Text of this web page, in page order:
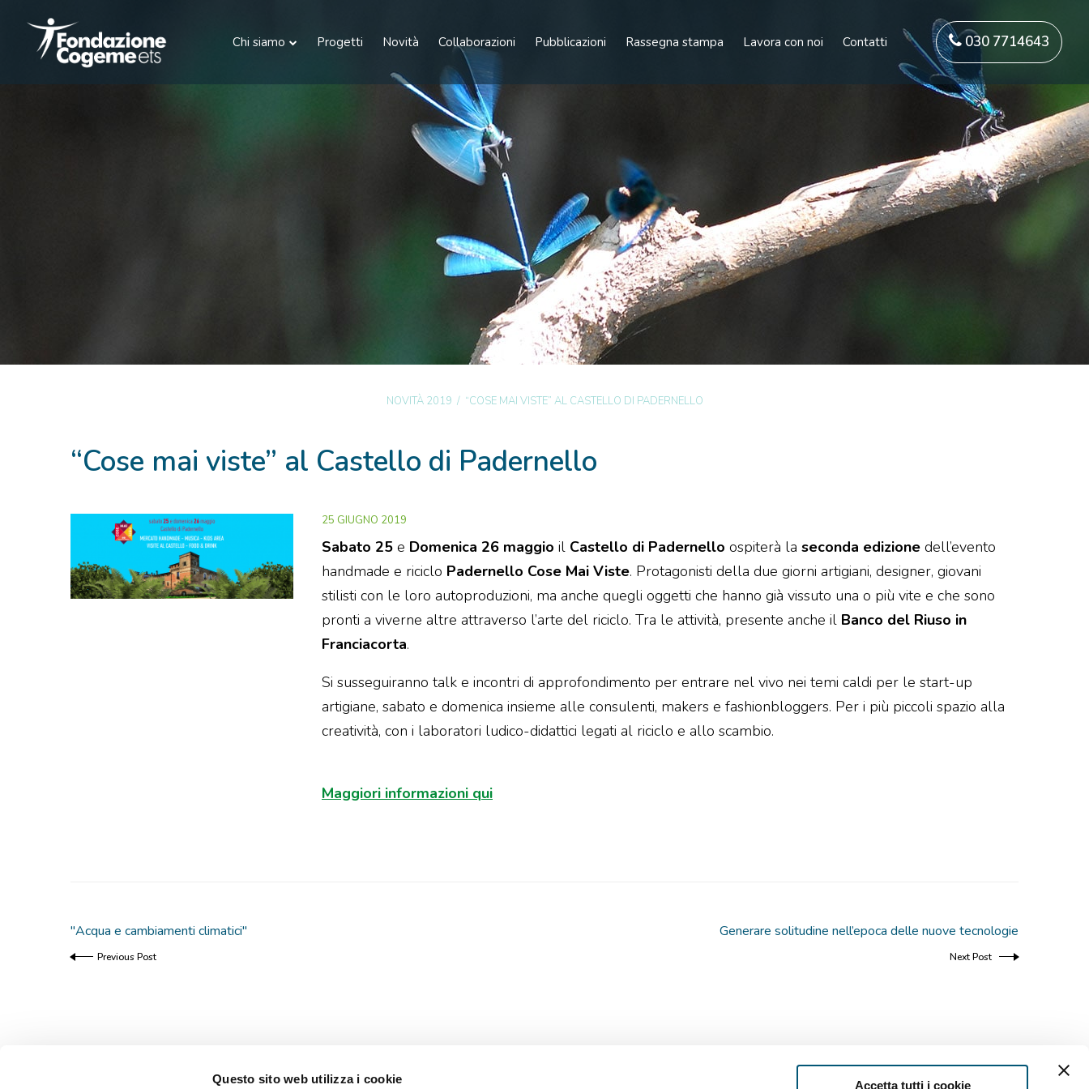
Questo sito web utilizza i cookie Accetta tutti i cookie
Chi siamo Progetti Novità Collaborazioni Pubblicazioni Rassegna stampa Lavora con noi Contatti 030 7714643
NOVITÀ 2019 / “COSE MAI VISTE” AL CASTELLO DI PADERNELLO
“Cose mai viste” al Castello di Padernello
25 GIUGNO 2019
Sabato 25 e Domenica 26 maggio il Castello di Padernello ospiterà la seconda edizione dell’evento
handmade e riciclo Padernello Cose Mai Viste. Protagonisti della due giorni artigiani, designer, giovani
stilisti con le loro autoproduzioni, ma anche quegli oggetti che hanno già vissuto una o più vite e che sono
pronti a viverne altre attraverso l’arte del riciclo. Tra le attività, presente anche il Banco del Riuso in
Franciacorta.
Si susseguiranno talk e incontri di approfondimento per entrare nel vivo nei temi caldi per le start-up
artigiane, sabato e domenica insieme alle consulenti, makers e fashionbloggers. Per i più piccoli spazio alla
creatività, con i laboratori ludico-didattici legati al riciclo e allo scambio.
Maggiori informazioni qui
"Acqua e cambiamenti climatici"
Previous Post
Generare solitudine nell’epoca delle nuove tecnologie
Next Post